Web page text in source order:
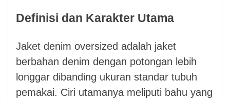
Definisi dan Karakter Utama
Jaket denim oversized adalah jaket
berbahan denim dengan potongan lebih
longgar dibanding ukuran standar tubuh
pemakai. Ciri utamanya meliputi bahu yang